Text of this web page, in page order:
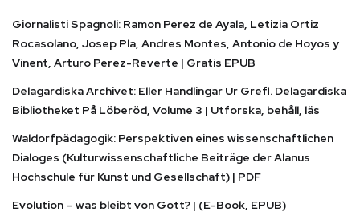
Giornalisti Spagnoli: Ramon Perez de Ayala, Letizia Ortiz
Rocasolano, Josep Pla, Andres Montes, Antonio de Hoyos y
Vinent, Arturo Perez-Reverte | Gratis EPUB
Delagardiska Archivet: Eller Handlingar Ur Grefl. Delagardiska
Bibliotheket På Löberöd, Volume 3 | Utforska, behåll, läs
Waldorfpädagogik: Perspektiven eines wissenschaftlichen
Dialoges (Kulturwissenschaftliche Beiträge der Alanus
Hochschule für Kunst und Gesellschaft) | PDF
Evolution – was bleibt von Gott? | (E-Book, EPUB)